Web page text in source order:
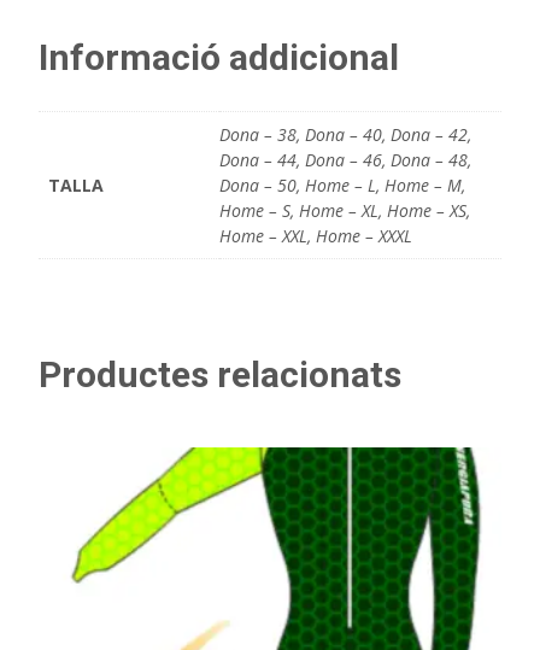
Informació addicional
TALLA
Dona – 38, Dona – 40, Dona – 42,
Dona – 44, Dona – 46, Dona – 48,
Dona – 50, Home – L, Home – M,
Home – S, Home – XL, Home – XS,
Home – XXL, Home – XXXL
Productes relacionats